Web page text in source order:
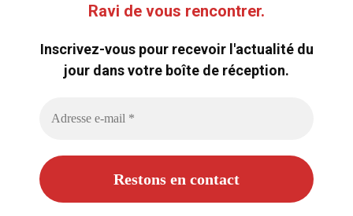
Ravi de vous rencontrer.
Inscrivez-vous pour recevoir l'actualité du
jour dans votre boîte de réception.